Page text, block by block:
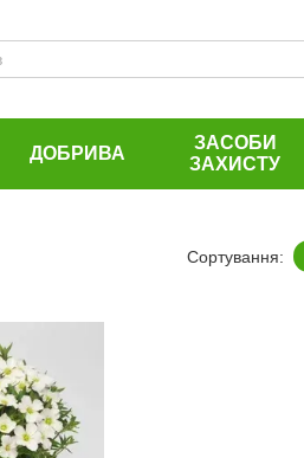
ДОБРИВА
ЗАСОБИ
ЗАХИСТУ
Сортування: